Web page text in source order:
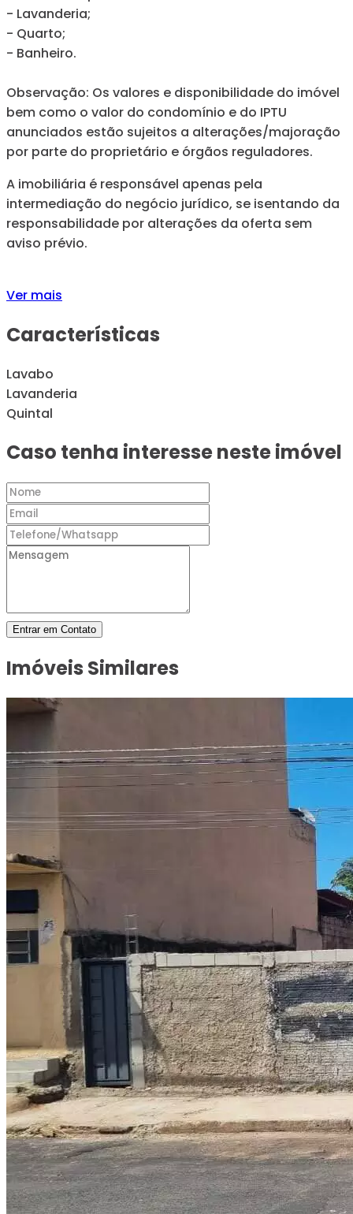
- Lavanderia;
- Quarto;
- Banheiro.
Observação: Os valores e disponibilidade do imóvel
bem como o valor do condomínio e do IPTU
anunciados estão sujeitos a alterações/majoração
por parte do proprietário e órgãos reguladores.
A imobiliária é responsável apenas pela
intermediação do negócio jurídico, se isentando da
responsabilidade por alterações da oferta sem
aviso prévio.
Ver mais
Características
Lavabo
Lavanderia
Quintal
Caso tenha interesse neste imóvel
Entrar em Contato
Imóveis Similares